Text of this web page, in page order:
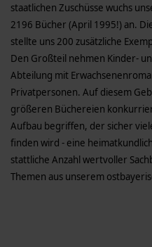
staatlichen Zuschüsse wuchs
2196 Bücher (April 1995!) an.
stellte uns 200 zusätzliche
Den Großteil nehmen Kinder-
Abteilung mit
Privatpersonen. Auf diesem
größeren Büchereien
Aufbau begriffen, der sicher
finden wird - eine
stattliche Anzahl wertvoller
Themen aus unserem